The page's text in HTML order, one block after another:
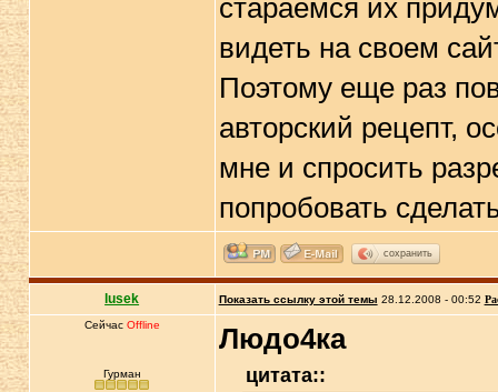
стараемся их
видеть на своем
Поэтому еще раз
авторский рецепт,
мне и спросить
попробовать
сохранить
lusek Показать ссылку этой темы 28.12.2008 - 00:52
Сейчас Offline
Гурман
Людо4ка
цитата::